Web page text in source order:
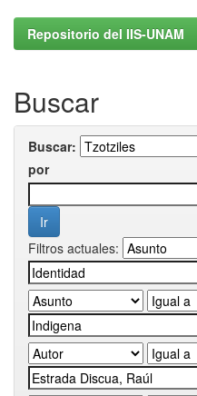
Repositorio del IIS-UNAM
Buscar
Buscar:
por
Filtros actuales: